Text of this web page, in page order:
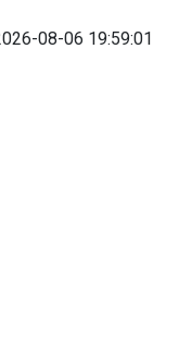
08-06 19:59:01